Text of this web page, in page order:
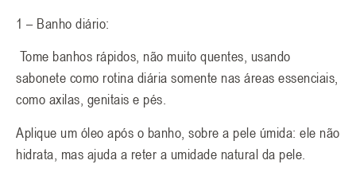
1 – Banho diário:
Tome banhos rápidos, não muito quentes, usando
sabonete como rotina diária somente nas áreas essenciais,
como axilas, genitais e pés.
Aplique um óleo após o banho, sobre a pele úmida: ele não
hidrata, mas ajuda a reter a umidade natural da pele.